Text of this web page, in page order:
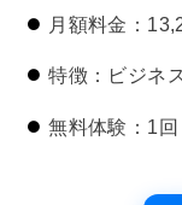
月額料金：
特徴：ビジネ
無料体験：1回